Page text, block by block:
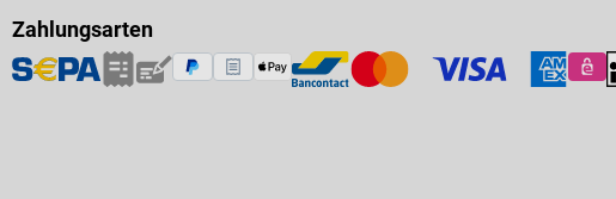
Zahlungsarten